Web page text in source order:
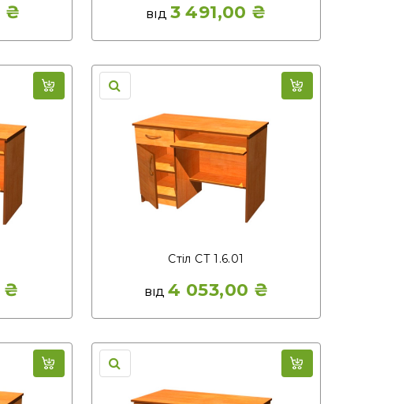
₴ ВІД 3 491,00 ₴
₴
Стіл СТ 1.6.01
ВІД4 053,00 ₴